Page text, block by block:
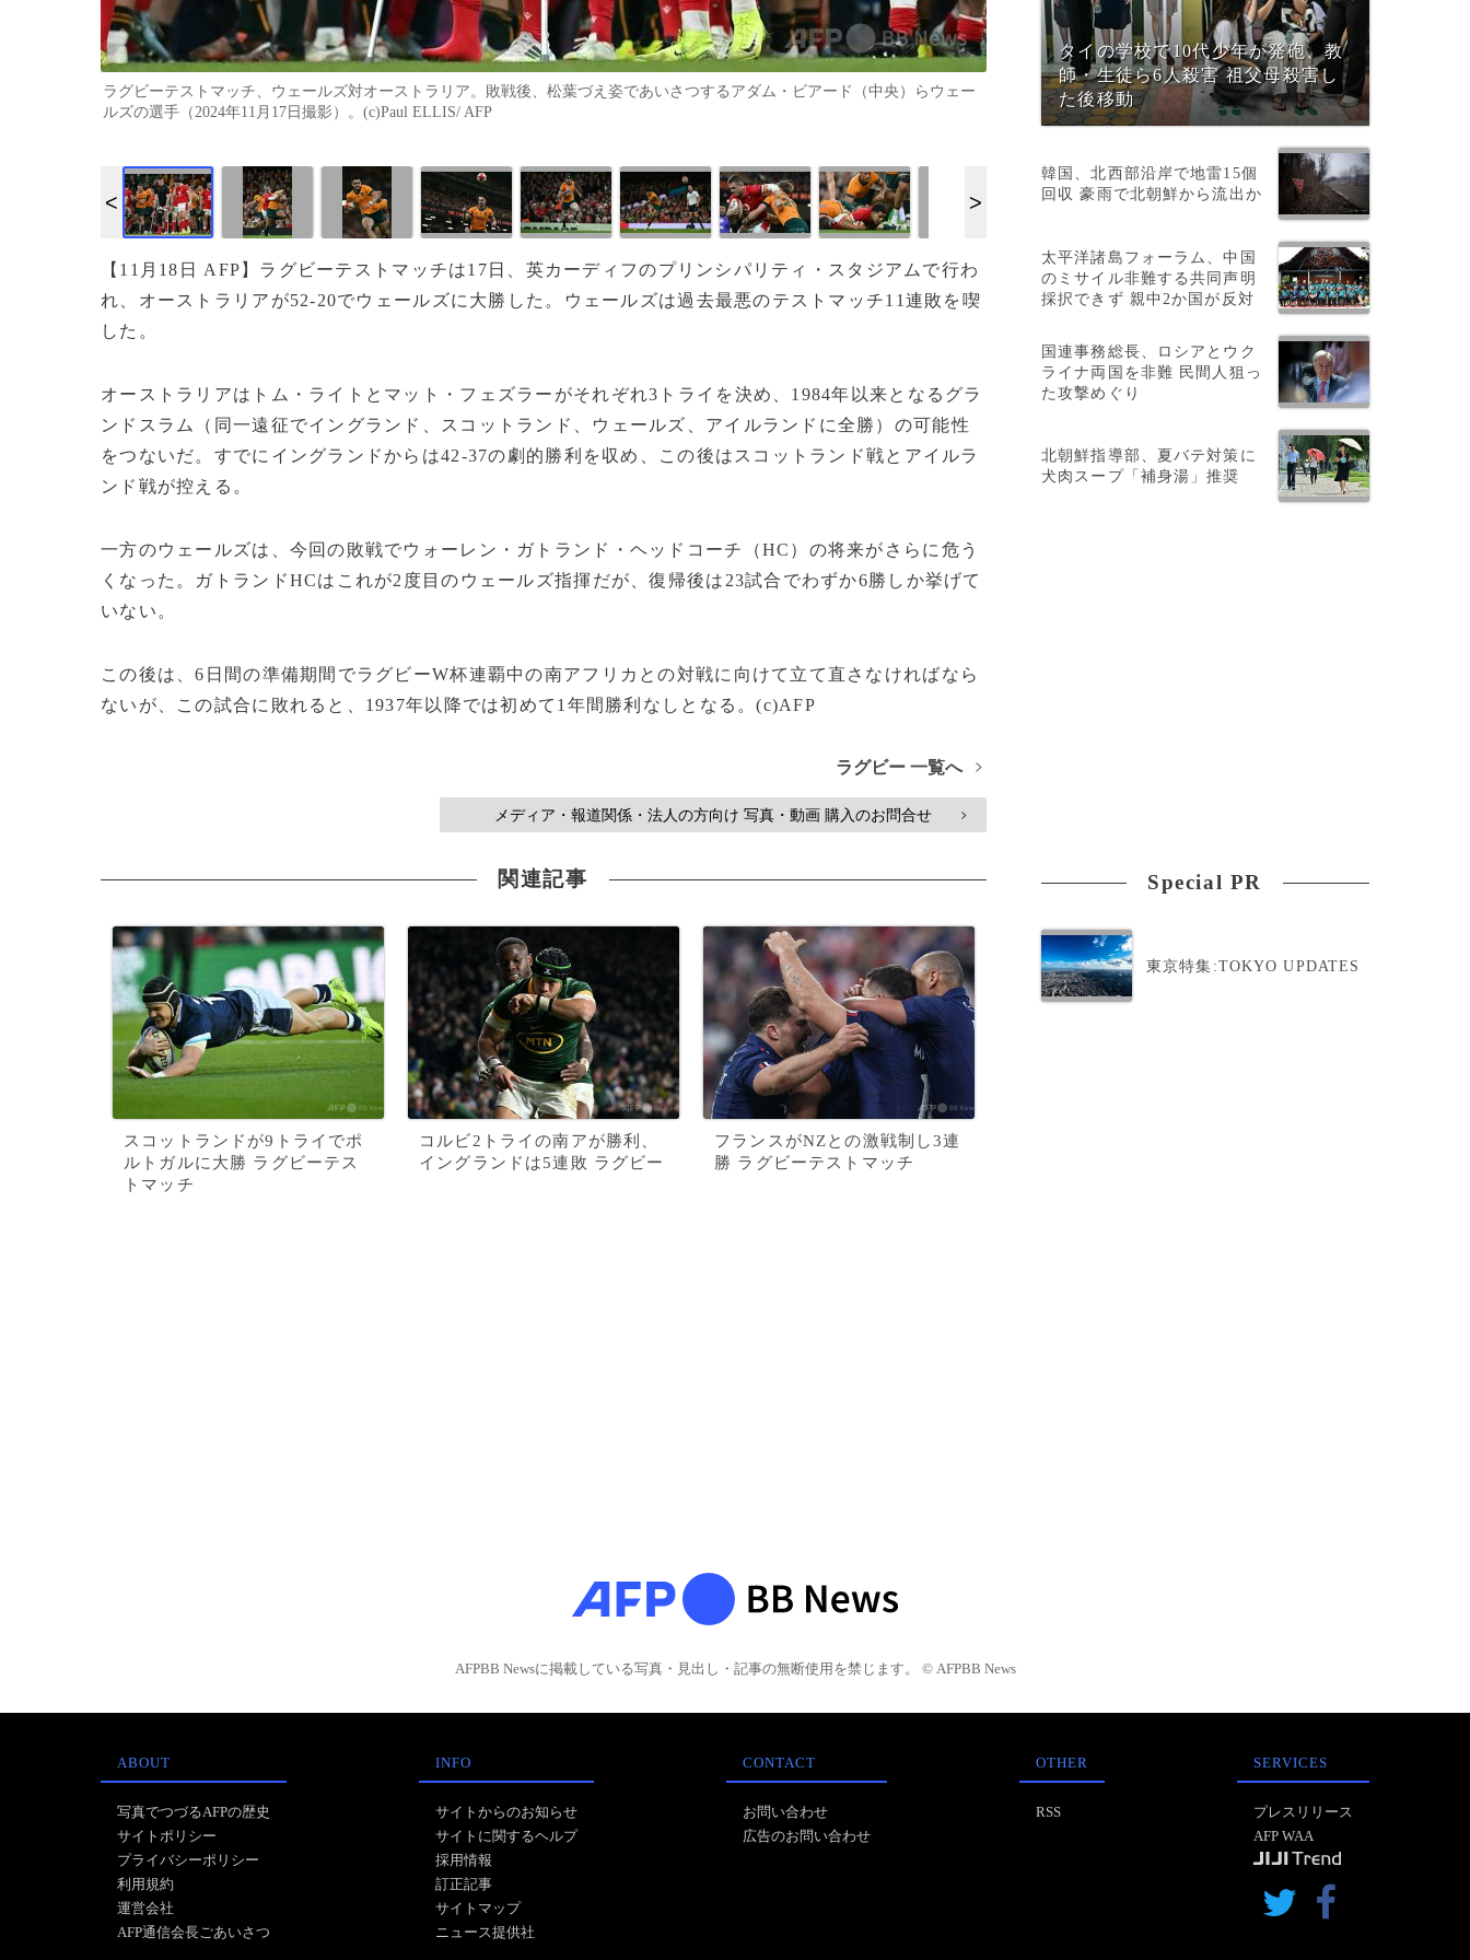
ラグビーテストマッチ、ウェールズ対オーストラリア。敗戦後、松葉づえ姿であいさつするアダム・ビアード（中央）らウェー
ルズの選手（2024年11月17日撮影）。(c)Paul ELLIS/ AFP
【11月18日 AFP】ラグビーテストマッチは17日、英カーディフのプリンシパリティ・スタジアムで行わ
れ、オーストラリアが52-20でウェールズに大勝した。ウェールズは過去最悪のテストマッチ11連敗を喫
した。
オーストラリアはトム・ライトとマット・フェズラーがそれぞれ3トライを決め、1984年以来となるグラ
ンドスラム（同一遠征でイングランド、スコットランド、ウェールズ、アイルランドに全勝）の可能性
をつないだ。すでにイングランドからは42-37の劇的勝利を収め、この後はスコットランド戦とアイルラ
ンド戦が控える。
一方のウェールズは、今回の敗戦でウォーレン・ガトランド・ヘッドコーチ（HC）の将来がさらに危う
くなった。ガトランドHCはこれが2度目のウェールズ指揮だが、復帰後は23試合でわずか6勝しか挙げて
いない。
この後は、6日間の準備期間でラグビーW杯連覇中の南アフリカとの対戦に向けて立て直さなければなら
ないが、この試合に敗れると、1937年以降では初めて1年間勝利なしとなる。(c)AFP
ラグビー 一覧へ >
メディア・報道関係・法人の方向け 写真・動画 購入のお問合せ >
関連記事
スコットランドが9トライでポ
ルトガルに大勝 ラグビーテス
トマッチ
コルビ2トライの南アが勝利、
イングランドは5連敗 ラグビー
フランスがNZとの激戦制し3連
勝 ラグビーテストマッチ
タイの学校で10代少年が発砲、教
師・生徒ら6人殺害 祖父母殺害し
た後移動
韓国、北西部沿岸で地雷15個
回収 豪雨で北朝鮮から流出か
太平洋諸島フォーラム、中国
のミサイル非難する共同声明
採択できず 親中2か国が反対
国連事務総長、ロシアとウク
ライナ両国を非難 民間人狙っ
た攻撃めぐり
北朝鮮指導部、夏バテ対策に
犬肉スープ「補身湯」推奨
Special PR
東京特集:TOKYO UPDATES
AFPBB Newsに掲載している写真・見出し・記事の無断使用を禁じます。 © AFPBB News
ABOUT
写真でつづるAFPの歴史
サイトポリシー
プライバシーポリシー
利用規約
運営会社
AFP通信会長ごあいさつ
INFO
サイトからのお知らせ
サイトに関するヘルプ
採用情報
訂正記事
サイトマップ
ニュース提供社
CONTACT
お問い合わせ
広告のお問い合わせ
OTHER
RSS
SERVICES
プレスリリース
AFP WAA